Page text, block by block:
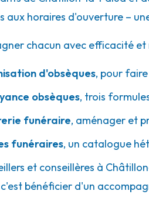
Rhône - Villeurbanne
votre écoute 24h/24 7j/7
- Saint-Priest
04 37 25 02 08
aux horaires d'ouverture –
chacun avec efficacité
d'obsèques, pour faire
obsèques, trois
funéraire, aménager et
funéraires, un catalogue
et conseillères à
bénéficier d'un